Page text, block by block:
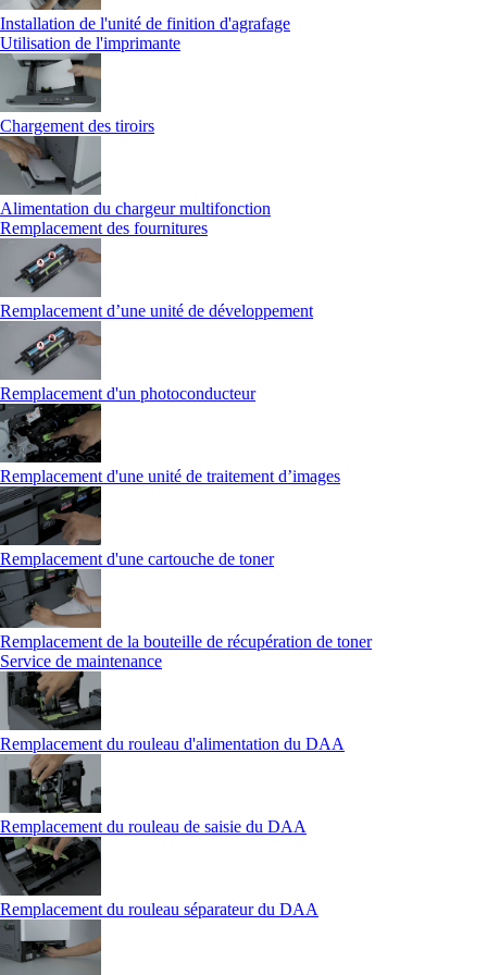
Installation de l'unité de finition d'agrafage
Utilisation de l'imprimante
Chargement des tiroirs
Alimentation du chargeur multifonction
Remplacement des fournitures
Remplacement d’une unité de développement
Remplacement d'un photoconducteur
Remplacement d'une unité de traitement d’images
Remplacement d'une cartouche de toner
Remplacement de la bouteille de récupération de toner
Service de maintenance
Remplacement du rouleau d'alimentation du DAA
Remplacement du rouleau de saisie du DAA
Remplacement du rouleau séparateur du DAA